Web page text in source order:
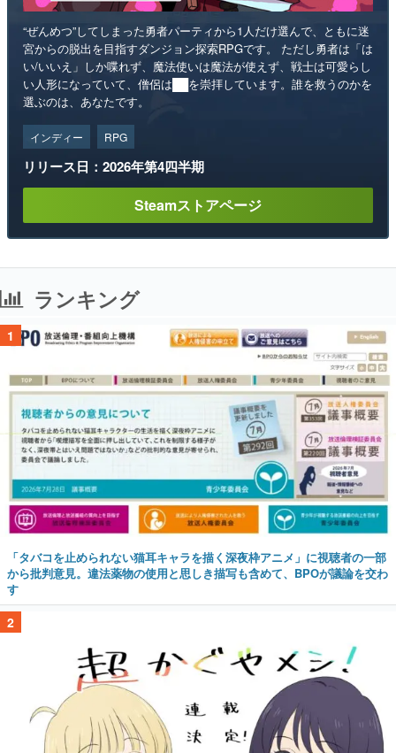
“ぜんめつ”してしまった勇者パーティから1人だけ選んで、ともに迷
宮からの脱出を目指すダンジョン探索RPGです。 ただし勇者は「は
い/いいえ」しか喋れず、魔法使いは魔法が使えず、戦士は可愛らし
い人形になっていて、僧侶は██を崇拝しています。誰を救うのかを
選ぶのは、あなたです。
インディー RPG
リリース日：2026年第4四半期
Steamストアページ
ランキング
1
「タバコを止められない猫耳キャラを描く深夜枠アニメ」に視聴者の一部
から批判意見。違法薬物の使用と思しき描写も含めて、BPOが議論を交わ
す
2